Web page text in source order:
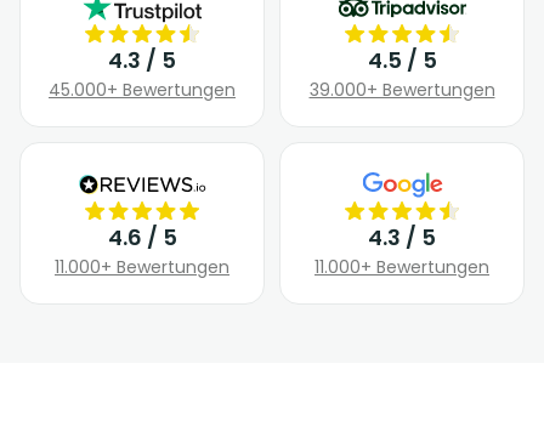
4.3 / 5
45.000+ Bewertungen
4.5 / 5
39.000+ Bewertungen
4.6 / 5
11.000+ Bewertungen
4.3 / 5
11.000+ Bewertungen